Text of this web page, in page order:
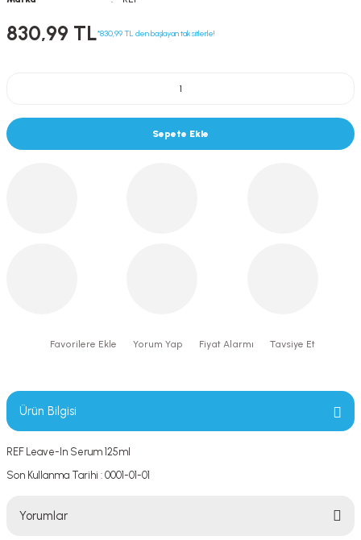
830,99 TL*830,99 TL den başlayan taksitlerle!
Sepete Ekle
Yorum Yap Fiyat Alarmı Tavsiye Et
Ürün Bilgisi
REF Leave-In Serum 125ml
Son Kullanma Tarihi : 0001-01-01
Yorumlar